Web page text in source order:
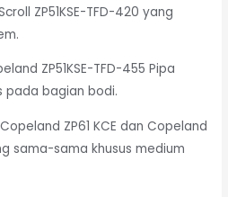
ZP51KSE-TFD-420 yang
ZP51KSE-TFD-455 Pipa
pada bagian bodi.
ZP61 KCE dan Copeland
sama-sama khusus medium